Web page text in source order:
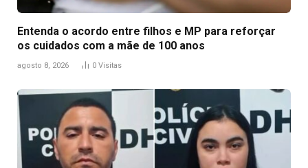
Entenda o acordo entre filhos e MP para reforçar
os cuidados com a mãe de 100 anos
agosto 8, 2026 0 Visitas